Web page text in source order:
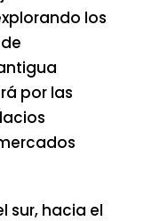
los
por las
sur, hacia el